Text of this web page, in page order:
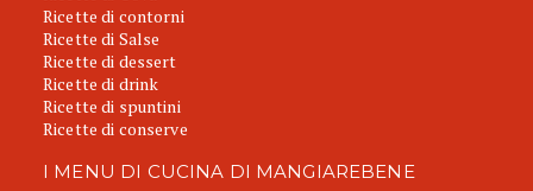
Ricette di contorni
Ricette di Salse
Ricette di dessert
Ricette di drink
Ricette di spuntini
Ricette di conserve
I MENU DI CUCINA DI MANGIAREBENE